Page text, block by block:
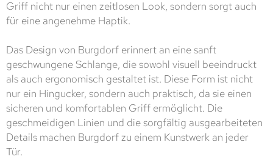
Griff nicht nur einen zeitlosen Look, sondern sorgt auch
für eine angenehme Haptik.
Das Design von Burgdorf erinnert an eine sanft
geschwungene Schlange, die sowohl visuell beeindruckt
als auch ergonomisch gestaltet ist. Diese Form ist nicht
nur ein Hingucker, sondern auch praktisch, da sie einen
sicheren und komfortablen Griff ermöglicht. Die
geschmeidigen Linien und die sorgfältig ausgearbeiteten
Details machen Burgdorf zu einem Kunstwerk an jeder
Tür.